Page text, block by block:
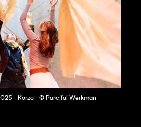
- Korzo - © Parcifal Werkman